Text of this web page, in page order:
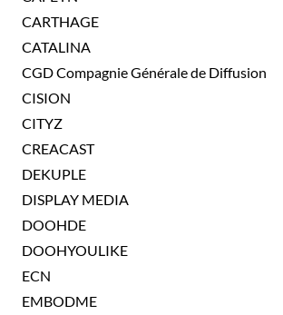
CARTHAGE
CATALINA
CGD Compagnie Générale de Diffusion
CISION
CITYZ
CREACAST
DEKUPLE
DISPLAY MEDIA
DOOHDE
DOOHYOULIKE
ECN
EMBODME